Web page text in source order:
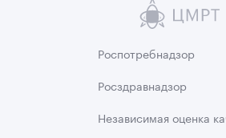
Роспотребнадзор
Росздравнадзор
Независимая оценка